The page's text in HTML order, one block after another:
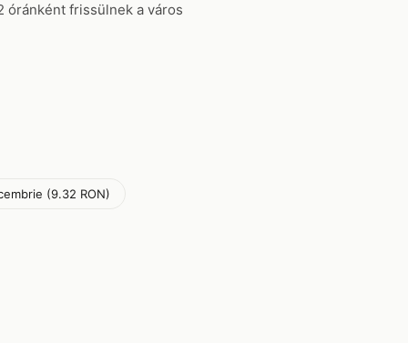
óránként frissülnek a város
(9.32 RON)